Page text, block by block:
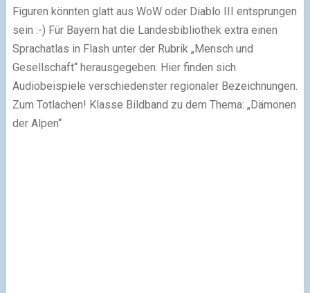
Figuren könnten glatt aus WoW oder Diablo III entsprungen
sein :-) Für Bayern hat die Landesbibliothek extra einen
Sprachatlas in Flash unter der Rubrik „Mensch und
Gesellschaft“ herausgegeben. Hier finden sich
Audiobeispiele verschiedenster regionaler Bezeichnungen.
Zum Totlachen! Klasse Bildband zu dem Thema: „Dämonen
der Alpen“